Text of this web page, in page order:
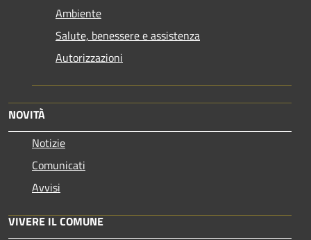
Ambiente
Salute, benessere e assistenza
Autorizzazioni
NOVITÀ
Notizie
Comunicati
Avvisi
VIVERE IL COMUNE